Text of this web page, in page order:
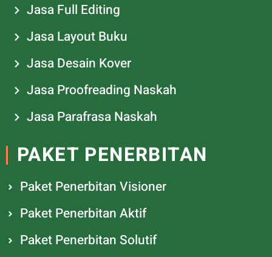
Jasa Full Editing
Jasa Layout Buku
Jasa Desain Kover
Jasa Proofreading Naskah
Jasa Parafrasa Naskah
PAKET PENERBITAN
Paket Penerbitan Visioner
Paket Penerbitan Aktif
Paket Penerbitan Solutif